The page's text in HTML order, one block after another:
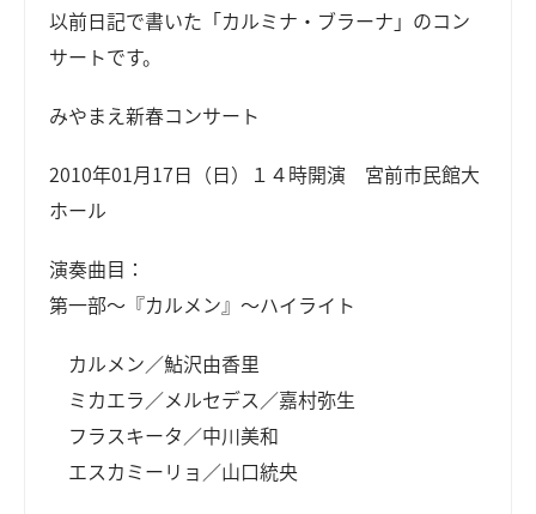
以前日記で書いた「カルミナ・ブラーナ」のコン
サートです。
みやまえ新春コンサート
2010年01月17日（日）１４時開演 宮前市民館大
ホール
演奏曲目：
第一部～『カルメン』～ハイライト
カルメン／鮎沢由香里
ミカエラ／メルセデス／嘉村弥生
フラスキータ／中川美和
エスカミーリョ／山口統央